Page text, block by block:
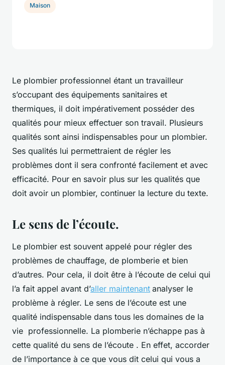
Le plombier professionnel étant un travailleur
s’occupant des équipements sanitaires et
thermiques, il doit impérativement posséder des
qualités pour mieux effectuer son travail. Plusieurs
qualités sont ainsi indispensables pour un plombier.
Ses qualités lui permettraient de régler les
problèmes dont il sera confronté facilement et avec
efficacité. Pour en savoir plus sur les qualités que
doit avoir un plombier, continuer la lecture du texte.
Le sens de l’écoute.
Le plombier est souvent appelé pour régler des
problèmes de chauffage, de plomberie et bien
d’autres. Pour cela, il doit être à l’écoute de celui qui
l’a fait appel avant d’aller maintenant analyser le
problème à régler. Le sens de l’écoute est une
qualité indispensable dans tous les domaines de la
vie professionnelle. La plomberie n’échappe pas à
cette qualité du sens de l’écoute . En effet, accorder
de l’importance à ce que vous dit celui qui vous a
Maison